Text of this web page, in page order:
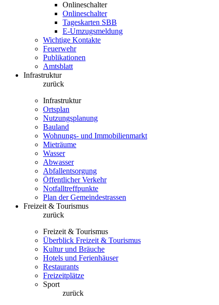
Onlineschalter
Onlineschalter
Tageskarten SBB
E-Umzugsmeldung
Wichtige Kontakte
Feuerwehr
Publikationen
Amtsblatt
Infrastruktur
zurück
Infrastruktur
Ortsplan
Nutzungsplanung
Bauland
Wohnungs- und Immobilienmarkt
Mieträume
Wasser
Abwasser
Abfallentsorgung
Öffentlicher Verkehr
Notfalltreffpunkte
Plan der Gemeindestrassen
Freizeit & Tourismus
zurück
Freizeit & Tourismus
Überblick Freizeit & Tourismus
Kultur und Bräuche
Hotels und Ferienhäuser
Restaurants
Freizeitplätze
Sport
zurück